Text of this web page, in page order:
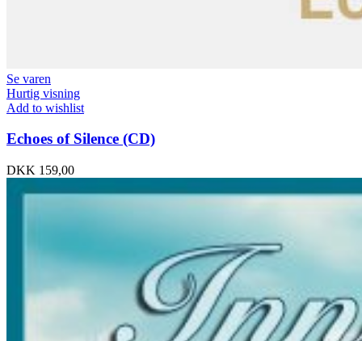
Se varen
Hurtig visning
Add to wishlist
Echoes of Silence (CD)
DKK 159,00